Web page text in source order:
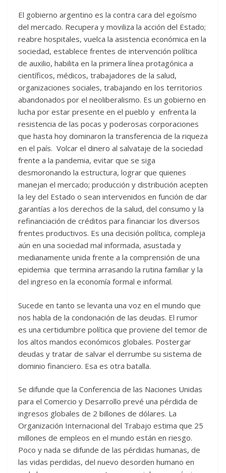
El gobierno argentino es la contra cara del egoísmo
del mercado. Recupera y moviliza la acción del Estado;
reabre hospitales, vuelca la asistencia económica en la
sociedad, establece frentes de intervención política
de auxilio, habilita en la primera línea protagónica a
científicos, médicos, trabajadores de la salud,
organizaciones sociales, trabajando en los territorios
abandonados por el neoliberalismo. Es un gobierno en
lucha por estar presente en el pueblo y enfrenta la
resistencia de las pocas y poderosas corporaciones
que hasta hoy dominaron la transferencia de la riqueza
en el país. Volcar el dinero al salvataje de la sociedad
frente a la pandemia, evitar que se siga
desmoronando la estructura, lograr que quienes
manejan el mercado; producción y distribución acepten
la ley del Estado o sean intervenidos en función de dar
garantías a los derechos de la salud, del consumo y la
refinanciación de créditos para financiar los diversos
frentes productivos. Es una decisión política, compleja
aún en una sociedad mal informada, asustada y
medianamente unida frente a la comprensión de una
epidemia que termina arrasando la rutina familiar y la
del ingreso en la economía formal e informal.
Sucede en tanto se levanta una voz en el mundo que
nos habla de la condonación de las deudas. El rumor
es una certidumbre política que proviene del temor de
los altos mandos económicos globales. Postergar
deudas y tratar de salvar el derrumbe su sistema de
dominio financiero. Esa es otra batalla.
Se difunde que la Conferencia de las Naciones Unidas
para el Comercio y Desarrollo prevé una pérdida de
ingresos globales de 2 billones de dólares. La
Organización Internacional del Trabajo estima que 25
millones de empleos en el mundo están en riesgo.
Poco y nada se difunde de las pérdidas humanas, de
las vidas perdidas, del nuevo desorden humano en